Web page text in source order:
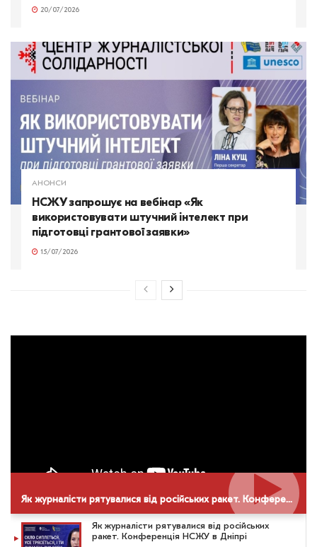
20/07/2026
АНОНСИ
НСЖУ запрошує на вебінар «Як
використовувати штучний інтелект при
підготовці грантової заявки»
15/07/2026
Як журналісти рятувалися від російських ракет. Конференція НСЖУ в Дніпрі
Як журналісти рятувалися від російських
ракет. Конференція НСЖУ в Дніпрі